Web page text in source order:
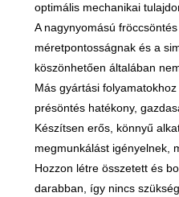
optimális mechanikai
A nagynyomású
méretpontosságnak és a
köszönhetően általában
Más gyártási
présöntés hatékony,
Készítsen erős, könnyű
megmunkálást igényelnek,
Hozzon létre összetett és
darabban, így nincs